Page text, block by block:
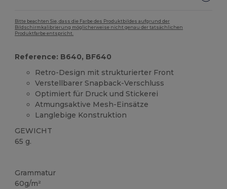
Bitte beachten Sie, dass die Farbe des Produktbildes aufgrund der
Bildschirmkalibrierung möglicherweise nicht genau der tatsächlichen
Produktfarbe entspricht.
Reference: B640, BF640
Retro-Design mit strukturierter Front
Verstellbarer Snapback-Verschluss
Optimiert für Druck und Stickerei
Atmungsaktive Mesh-Einsätze
Langlebige Konstruktion
GEWICHT
65 g.
Grammatur
60g/m²